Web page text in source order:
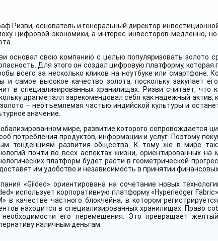
Ризви, основатель и генеральный директор
цифровой экономики, а интерес инвесторов медленно,
основал свою компанию с целью популяризовать золото
Для этого он создал цифровую платформу,
всего за несколько кликов на ноутбуке или
и самое высокое качество золота, поскольку закупает
в специализированных хранилищах. Ризви считает,
драгметалл зарекомендовал себя как надежный
– неотъемлемая частью индийской культуры и
значение.
мире, развитие которого
потребления продуктов, информации и услуг. Поэтому
тенденциям развития общества. К тому же в мире
почти во всех аспектах жизни, ориентированных
платформ будет расти в геометрической
им удобство и независимость в принятии
«Gilded» ориентирована на сочетание новых
использует корпоративную платформу «Hyperledger
в качестве частного блокчейна, в котором
находится в специализированных хранилищах. Право
необходимости его перемещения. Это превращает
наличным деньгам.